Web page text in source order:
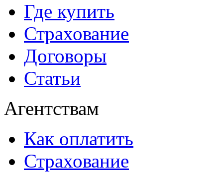
Где купить
Страхование
Договоры
Статьи
Агентствам
Как оплатить
Страхование